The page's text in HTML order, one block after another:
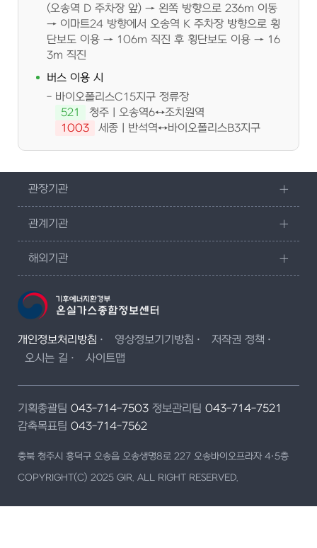
(오송역 D 주차장 앞) → 왼쪽 방향으로 236m 이동
→ 이마트24 방향에서 오송역 K 주차장 방향으로 횡
단보도 이용 → 106m 직진 후 횡단보도 이용 → 16
3m 직진
버스 이용 시
바이오폴리스C15지구 정류장
521
청주ㅣ오송역6↔조치원역
1003
세종ㅣ반석역↔바이오폴리스B3지구
관장기관
관계기관
해외기관
개인정보처리방침 영상정보기기방침
저작권 정책
오시는 길
사이트맵
기획총괄팀 043-714-7503 정보관리팀 043-714-7521
감축목표팀 043-714-7562
충북 청주시 흥덕구 오송읍 오송생명8로 227 오송바이오프라자 4·5층
COPYRIGHT(C) 2025 GIR. ALL RIGHT RESERVED.